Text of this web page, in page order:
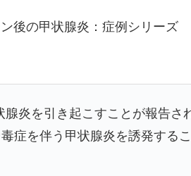
後の甲状腺炎：症例シリーズ
炎を引き起こすことが報告さ
症を伴う甲状腺炎を誘発する